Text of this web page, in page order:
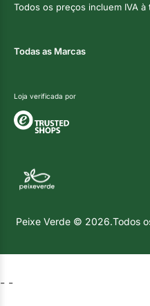
Todos os preços incluem IVA à
Todas as Marcas
Loja verificada por
Peixe Verde © 2026.Todos
- -